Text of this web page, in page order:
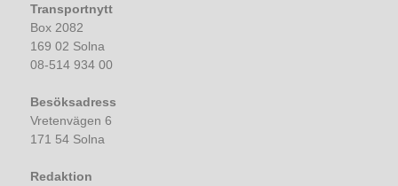
Transportnytt
Box 2082
169 02 Solna
08-514 934 00
Besöksadress
Vretenvägen 6
171 54 Solna
Redaktion